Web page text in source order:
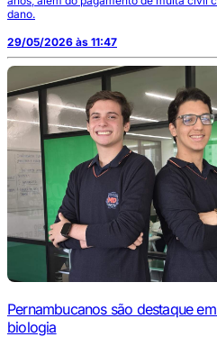
dano.
29/05/2026 às 11:47
Pernambucanos são destaque
biologia